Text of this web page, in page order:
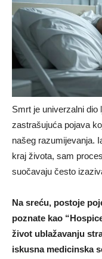
Smrt je univerzalni dio
zastrašujuća pojava
našeg razumijevanja.
kraj života, sam
suočavaju često
Na sreću, postoje
poznate kao
život ublažavanju
iskusna medicinska